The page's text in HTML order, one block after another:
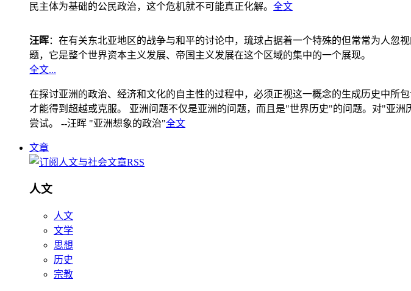
民主体为基础的公民政治，这个危机就不可能真正化解。 全文
汪晖：在有关东北亚地区的战争与和平的讨论中，琉球占据着一个特殊的但常常为人忽
题，它是整个世界资本主义发展、帝国主义发展在这个区域的集中的一个展现。
全文...
在探讨亚洲的政治、经济和文化的自主性的过程中，必须正视这一概念的生成历史中所
才能得到超越或克服。 亚洲问题不仅是亚洲的问题，而且是"世界历史"的问题。对"亚
尝试。 --汪晖 "亚洲想象的政治"全文
文章
人文
人文
文学
思想
历史
宗教